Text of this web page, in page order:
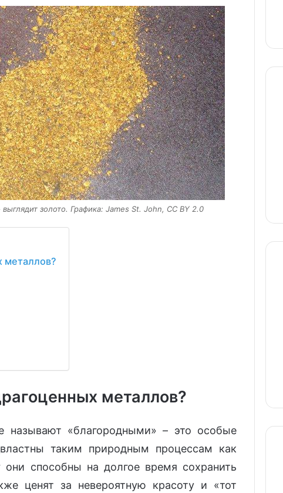
золото. Графика: James St. Jоhn, CC BY 2.0
металлов?
металлов?
«благородными» – это особые
таким природным процессам как
способны на долгое время сохранить
ценят за невероятную красоту и «тот